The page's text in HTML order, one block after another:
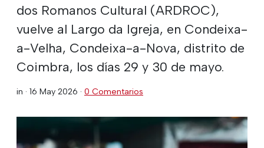
dos Romanos Cultural (ARDROC),
vuelve al Largo da Igreja, en Condeixa-
a-Velha, Condeixa-a-Nova, distrito de
Coimbra, los días 29 y 30 de mayo.
in · 16 May 2026 · 0 Comentarios